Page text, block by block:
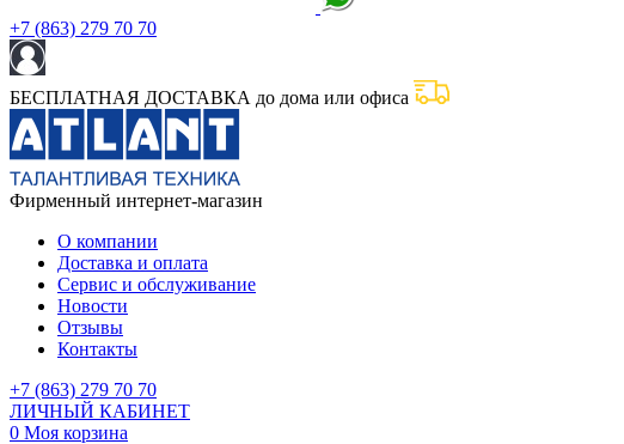
+7 (863) 279 70 70
БЕСПЛАТНАЯ ДОСТАВКА до дома или офиса
Фирменный интернет-магазин
О компании
Доставка и оплата
Сервис и обслуживание
Новости
Отзывы
Контакты
+7 (863) 279 70 70
ЛИЧНЫЙ КАБИНЕТ
0 Моя корзина